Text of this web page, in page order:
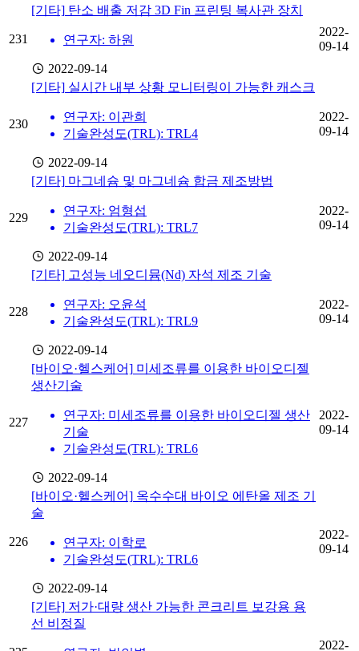
231
[기타] 탄소 배출 저감 3D Fin 프린팅 복사관 장치
연구자: 하원
2022-09-14
2022-
09-14
230
[기타] 실시간 내부 상황 모니터링이 가능한 캐스크
연구자: 이관희
기술완성도(TRL): TRL4
2022-09-14
2022-
09-14
229
[기타] 마그네슘 및 마그네슘 합금 제조방법
연구자: 엄형섭
기술완성도(TRL): TRL7
2022-09-14
2022-
09-14
228
[기타] 고성능 네오디뮴(Nd) 자석 제조 기술
연구자: 오윤석
기술완성도(TRL): TRL9
2022-09-14
2022-
09-14
227
[바이오·헬스케어] 미세조류를 이용한 바이오디젤
생산기술
연구자: 미세조류를 이용한 바이오디젤 생산
기술
기술완성도(TRL): TRL6
2022-09-14
2022-
09-14
226
[바이오·헬스케어] 옥수수대 바이오 에탄올 제조 기
술
연구자: 이학로
기술완성도(TRL): TRL6
2022-09-14
2022-
09-14
[기타] 저가·대량 생산 가능한 콘크리트 보강용 용
선 비정질
2022-